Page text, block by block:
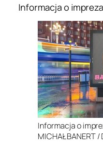
Informacja o
Informacja o
MICHAŁ BANERT /